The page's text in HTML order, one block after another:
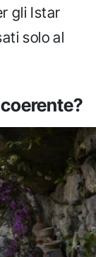
gli Istar
solo al